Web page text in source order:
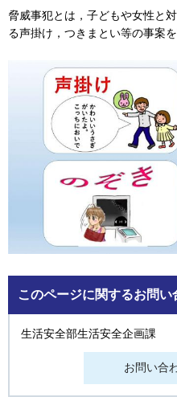
脅威事犯とは，子どもや女性と
る声掛け，つきまとい等の事案を
このページに関するお問い
生活安全部生活安全企画課